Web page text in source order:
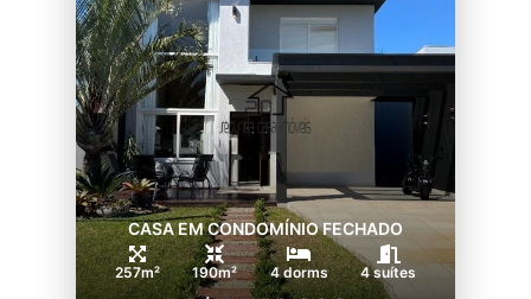
CASA EM CONDOMÍNIO FECHADO
257m² 190m² 4 dorms 4 suítes